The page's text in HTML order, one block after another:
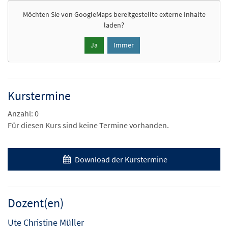
Möchten Sie von GoogleMapsbereitgestellte externe Inhalte
laden?
Ja Immer
Kurstermine
Anzahl: 0
Für diesen Kurs sind keine Termine vorhanden.
Download der Kurstermine
Dozent(en)
Ute Christine Müller